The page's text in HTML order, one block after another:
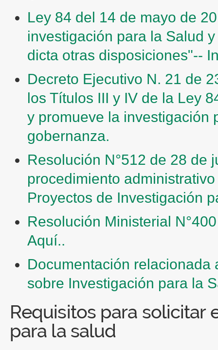
Ley 84 del 14 de mayo de
investigación para la Salud
dicta otras disposiciones"--
Decreto Ejecutivo N. 21 de
los Títulos III y IV de la Ley
y promueve la investigación
gobernanza.
Resolución N°512 de 28 de
procedimiento
Proyectos de Investigación
Resolución Ministerial
Aquí..
Documentación
sobre Investigación para la
Requisitos para solicitar
para la salud